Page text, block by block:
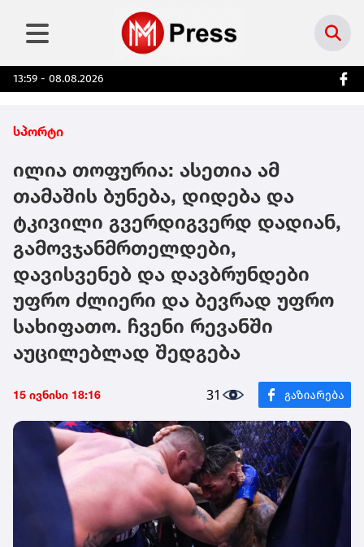
13:59 - 08.08.2026
სპორტი
ილია თოფურია: ასეთია ამ
თამაშის ბუნება, დიდება და
ტკივილი გვერდიგვერდ დადიან,
გამოვჯანმრთელდები,
დავისვენებ და დავბრუნდები
უფრო ძლიერი და ბევრად უფრო
სახიფათო. ჩვენი რევანში
აუცილებლად შედგება
15 ივნისი 18:16 31